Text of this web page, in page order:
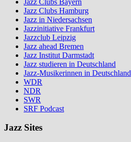
Jazz Clubs Hamburg
Jazz in Niedersachsen
Jazzinitiative Frankfurt
Jazzclub Leipzig
Jazz ahead Bremen
Jazz Institut Darmstadt
Jazz studieren in Deutschland
Jazz-Musikerinnen in Deutschland
WDR
NDR
SWR
SRF Podcast
Jazz Sites